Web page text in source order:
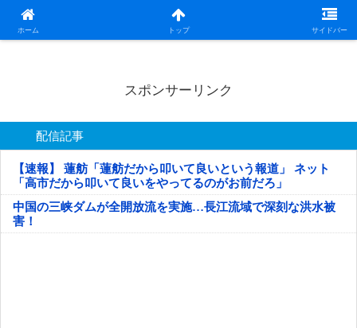
ホーム トップ サイドバー
日本第一！ニュース録
スポンサーリンク
配信記事
【速報】 蓮舫「蓮舫だから叩いて良いという報道」 ネット
「高市だから叩いて良いをやってるのがお前だろ」
中国の三峡ダムが全開放流を実施…長江流域で深刻な洪水被
害！